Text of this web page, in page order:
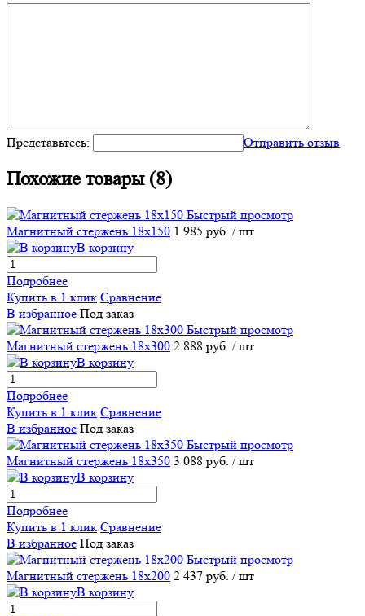
Представьтесь: Отправить отзыв
Похожие товары (8)
Быстрый просмотр
Магнитный стержень 18х150 1 985 руб. / шт
В корзину
Подробнее
Купить в 1 клик Сравнение
В избранное Под заказ
Быстрый просмотр
Магнитный стержень 18х300 2 888 руб. / шт
В корзину
Подробнее
Купить в 1 клик Сравнение
В избранное Под заказ
Быстрый просмотр
Магнитный стержень 18х350 3 088 руб. / шт
В корзину
Подробнее
Купить в 1 клик Сравнение
В избранное Под заказ
Быстрый просмотр
Магнитный стержень 18х200 2 437 руб. / шт
В корзину